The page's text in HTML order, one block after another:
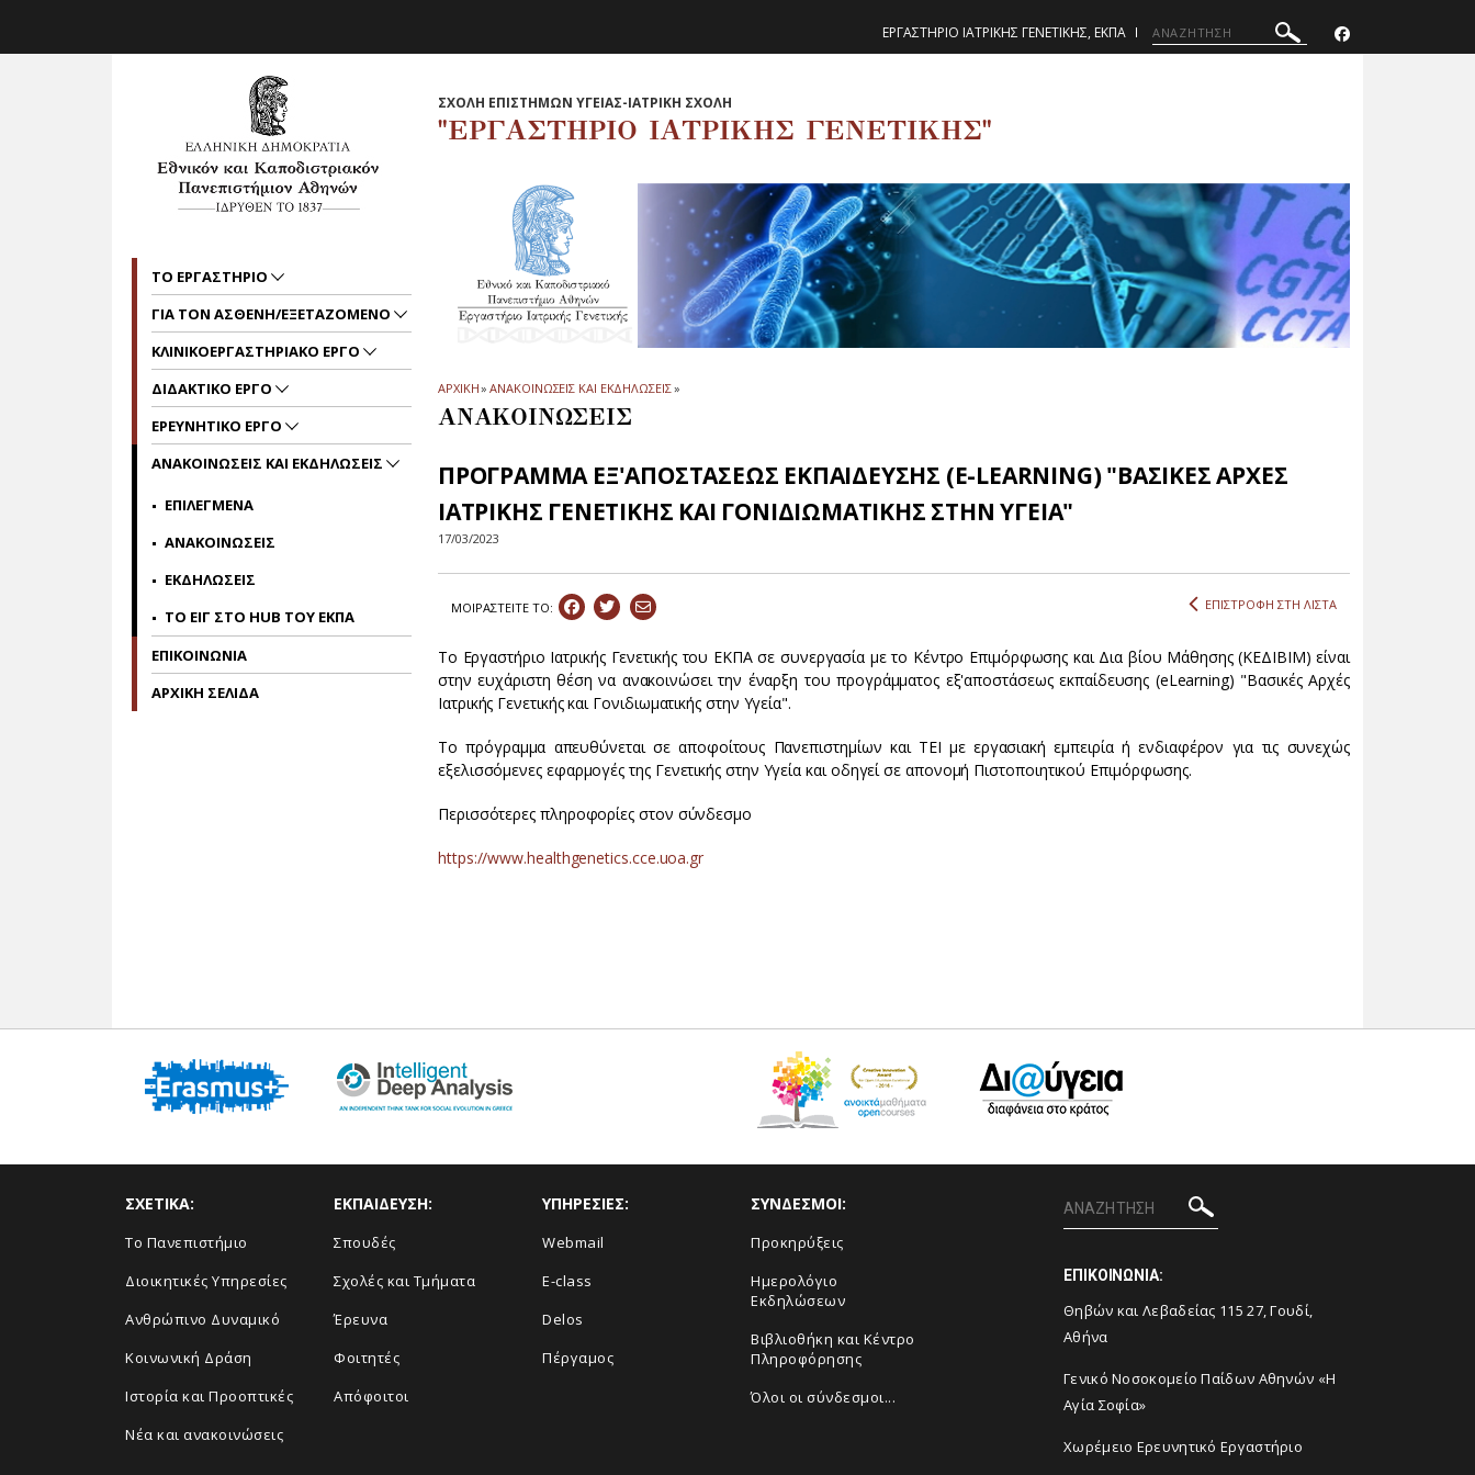
ΕΡΓΑΣΤΗΡΙΟ ΙΑΤΡΙΚΗΣ ΓΕΝΕΤΙΚΗΣ, ΕΚΠΑ
ΣΧΟΛΗ ΕΠΙΣΤΗΜΩΝ ΥΓΕΙΑΣ-ΙΑΤΡΙΚΗ ΣΧΟΛΗ
"ΕΡΓΑΣΤΗΡΙΟ ΙΑΤΡΙΚΗΣ ΓΕΝΕΤΙΚΗΣ"
ΑΡΧΙΚΗ» ΑΝΑΚΟΙΝΩΣΕΙΣ ΚΑΙ ΕΚΔΗΛΩΣΕΙΣ»
ΑΝΑΚΟΙΝΩΣΕΙΣ
ΠΡΟΓΡΑΜΜΑ ΕΞ'ΑΠΟΣΤΑΣΕΩΣ ΕΚΠΑΙΔΕΥΣΗΣ (E-LEARNING) "ΒΑΣΙΚΕΣ ΑΡΧΕΣ
ΙΑΤΡΙΚΗΣ ΓΕΝΕΤΙΚΗΣ ΚΑΙ ΓΟΝΙΔΙΩΜΑΤΙΚΗΣ ΣΤΗΝ ΥΓΕΙΑ"
17/03/2023
ΜΟΙΡΑΣΤEIΤΕ ΤΟ: ΕΠΙΣΤΡΟΦΗ ΣΤΗ ΛΙΣΤΑ
Το Εργαστήριο Ιατρικής Γενετικής του ΕΚΠΑ σε συνεργασία με το Κέντρο Επιμόρφωσης και Δια βίου Μάθησης (ΚΕΔΙΒΙΜ) είναι
στην ευχάριστη θέση να ανακοινώσει την έναρξη του προγράμματος εξ'αποστάσεως εκπαίδευσης (eLearning) "Βασικές Αρχές
Ιατρικής Γενετικής και Γονιδιωματικής στην Υγεία".
Το πρόγραμμα απευθύνεται σε αποφοίτους Πανεπιστημίων και ΤΕΙ με εργασιακή εμπειρία ή ενδιαφέρον για τις συνεχώς
εξελισσόμενες εφαρμογές της Γενετικής στην Υγεία και οδηγεί σε απονομή Πιστοποιητικού Επιμόρφωσης.
Περισσότερες πληροφορίες στον σύνδεσμο
https://www.healthgenetics.cce.uoa.gr
ΤΟ ΕΡΓΑΣΤΗΡΙΟ
ΓΙΑ ΤΟΝ ΑΣΘΕΝΗ/ΕΞΕΤΑΖΟΜΕΝΟ
ΚΛΙΝΙΚΟΕΡΓΑΣΤΗΡΙΑΚΟ ΕΡΓΟ
ΔΙΔΑΚΤΙΚΟ ΕΡΓΟ
ΕΡΕΥΝΗΤΙΚΟ ΕΡΓΟ
ΑΝΑΚΟΙΝΩΣΕΙΣ ΚΑΙ ΕΚΔΗΛΩΣΕΙΣ
ΕΠΙΛΕΓΜΕΝΑ
ΑΝΑΚΟΙΝΩΣΕΙΣ
ΕΚΔΗΛΩΣΕΙΣ
ΤΟ ΕΙΓ ΣΤΟ HUB ΤΟΥ ΕΚΠΑ
ΕΠΙΚΟΙΝΩΝΙΑ
ΑΡΧΙΚΗ ΣΕΛΙΔΑ
ΣΧΕΤΙΚΑ:
Το Πανεπιστήμιο
Διοικητικές Υπηρεσίες
Ανθρώπινο Δυναμικό
Κοινωνική Δράση
Ιστορία και Προοπτικές
Νέα και ανακοινώσεις
ΕΚΠΑΙΔΕΥΣΗ:
Σπουδές
Σχολές και Τμήματα
Έρευνα
Φοιτητές
Απόφοιτοι
ΥΠΗΡΕΣΙΕΣ:
Webmail
E-class
Delos
Πέργαμος
ΣΥΝΔΕΣΜΟΙ:
Προκηρύξεις
Ημερολόγιο
Εκδηλώσεων
Βιβλιοθήκη και Κέντρο
Πληροφόρησης
Όλοι οι σύνδεσμοι...
ΕΠΙΚΟΙΝΩΝΙΑ:
Θηβών και Λεβαδείας 115 27, Γουδί,
Αθήνα
Γενικό Νοσοκομείο Παίδων Αθηνών «Η
Αγία Σοφία»
Χωρέμειο Ερευνητικό Εργαστήριο